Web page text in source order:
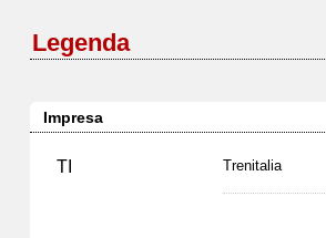
Legenda
Impresa
TI Trenitalia